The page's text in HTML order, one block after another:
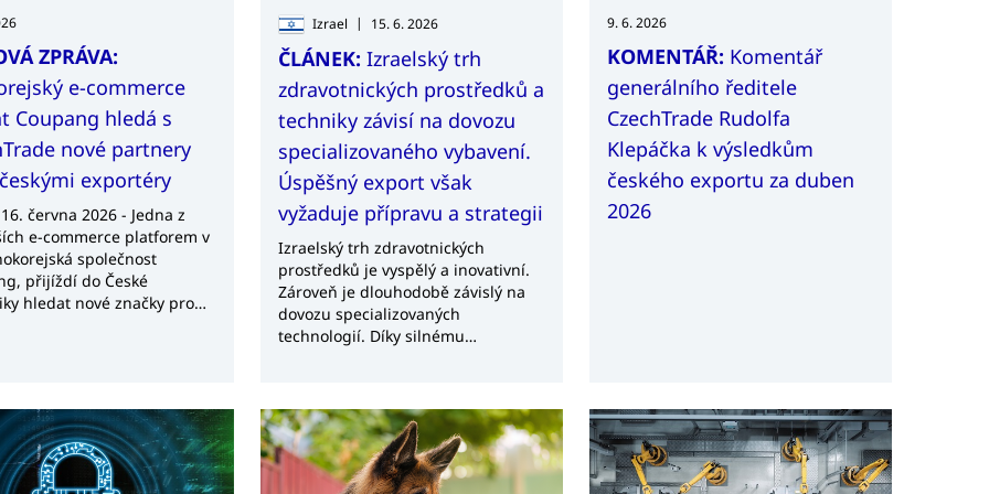
ZPRÁVA:
e-commerce
Coupang hledá s
nové partnery
exportéry
června 2026 - Jedna z
e-commerce platforem v
společnost
přijíždí do České
hledat nové značky pro
s třiceti českými výrobci
potravin, nápojů,
doplňků stravy nebo
pro domácnost. Akce má
Izrael | 15. 6. 2026
ČLÁNEK: Izraelský trh
zdravotnických prostředků a
techniky závisí na dovozu
specializovaného vybavení.
Úspěšný export však
vyžaduje přípravu a strategii
Izraelský trh zdravotnických
prostředků je vyspělý a inovativní.
Zároveň je dlouhodobě závislý na
dovozu specializovaných
technologií. Díky silnému
atraktivní příležitosti pro české
exportéry. Úspěch však podmiňuje
dobrá znalost regulatorních
požadavků, struktury trhu a
9. 6. 2026
KOMENTÁŘ: Komentář
generálního ředitele
CzechTrade Rudolfa
Klepáčka k výsledkům
českého exportu za duben
2026